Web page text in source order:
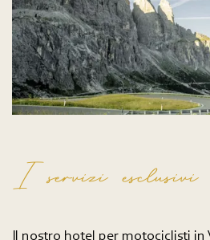
I servizi esclusivi
Il nostro hotel per motociclisti in